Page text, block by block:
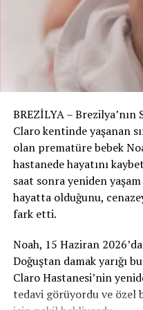
Yerel saatle 02.25
Patlamanın ardından
ekipleri sevk edildi.
Alevler üst katlara ve
kurtarıldı.
BREZİLYA –
Claro kentinde yaşanan
olan prematüre bebek
hastanede hayatını
saat sonra yeniden
hayatta olduğunu,
fark etti.
Noah, 15 Haziran
Doğuştan damak yarığı
Claro Hastanesi’nin
tedavi görüyordu ve özel